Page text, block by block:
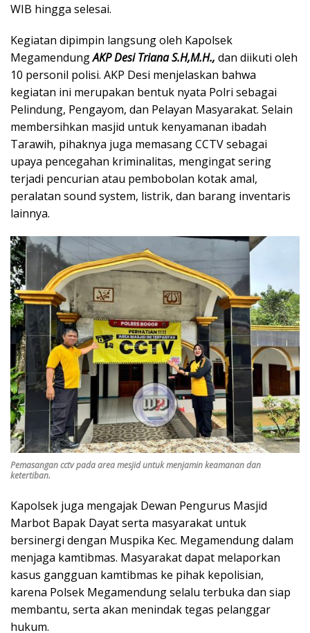
WIB hingga selesai.
Kegiatan dipimpin langsung oleh Kapolsek
MegamendungAKP Desi Triana S.H,M.H., dan diikuti oleh
10 personil polisi. AKP Desi menjelaskan bahwa
kegiatan ini merupakan bentuk nyata Polri sebagai
Pelindung, Pengayom, dan Pelayan Masyarakat. Selain
membersihkan masjid untuk kenyamanan ibadah
Tarawih, pihaknya juga memasang CCTV sebagai
upaya pencegahan kriminalitas, mengingat sering
terjadi pencurian atau pembobolan kotak amal,
peralatan sound system, listrik, dan barang inventaris
lainnya.
Pemasangan cctv pada area mesjid untuk menjamin keamanan dan
ketertiban.
Kapolsek juga mengajak Dewan Pengurus Masjid
Marbot Bapak Dayat serta masyarakat untuk
bersinergi dengan Muspika Kec. Megamendung dalam
menjaga kamtibmas. Masyarakat dapat melaporkan
kasus gangguan kamtibmas ke pihak kepolisian,
karena Polsek Megamendung selalu terbuka dan siap
membantu, serta akan menindak tegas pelanggar
hukum.